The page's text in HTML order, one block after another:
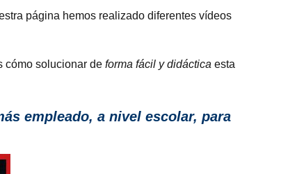
página hemos realizado diferentes vídeos
cómo solucionar de forma fácil y didáctica esta
empleado, a nivel escolar, para